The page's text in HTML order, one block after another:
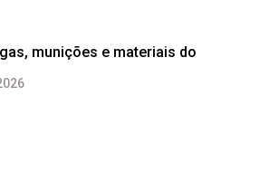
munições e materiais do